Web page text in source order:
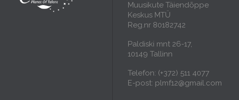
Muusikute Täiendõppe
Keskus MTÜ
Reg.nr 80182742
Paldiski mnt 26-17,
10149 Tallinn
Telefon: (+372) 511 4077
E-post: plmf12@gmail.com